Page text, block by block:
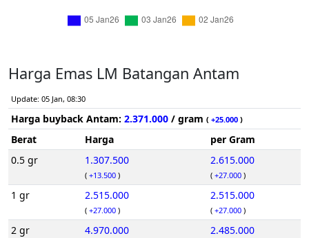
Harga Emas LM Batangan Antam
Update: 05 Jan, 08:30
Harga buyback Antam: 2.371.000 / gram ( +25.000 )
Berat Harga
per Gram
0.5 gr
1.307.500
( +13.500 )
2.615.000
( +27.000 )
1 gr 2.515.000
( +27.000 )
2.515.000
( +27.000 )
2 gr 4.970.000 2.485.000